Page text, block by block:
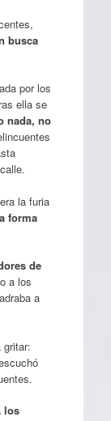
busca
por los
ella se
nada, no
la furia
forma
de
a los
a
gritar:
los